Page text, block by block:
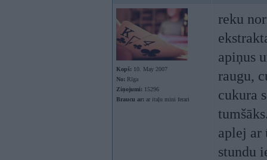
Kopš: 10. May 2007
No: Rīga
Ziņojumi: 15296
Braucu ar: ar itaļu mini ferari
reku
apiņus
raugu,
cukura
aplej ar
stundu